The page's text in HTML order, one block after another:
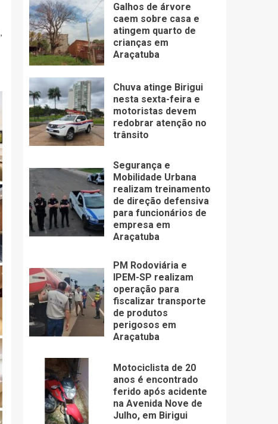
Galhos de árvore
caem sobre casa e
atingem quarto de
crianças em
Araçatuba
Chuva atinge Birigui
nesta sexta-feira e
motoristas devem
redobrar atenção no
trânsito
Segurança e
Mobilidade Urbana
realizam treinamento
de direção defensiva
para funcionários de
empresa em
Araçatuba
PM Rodoviária e
IPEM-SP realizam
operação para
fiscalizar transporte
de produtos
perigosos em
Araçatuba
Motociclista de 20
anos é encontrado
ferido após acidente
na Avenida Nove de
Julho, em Birigui